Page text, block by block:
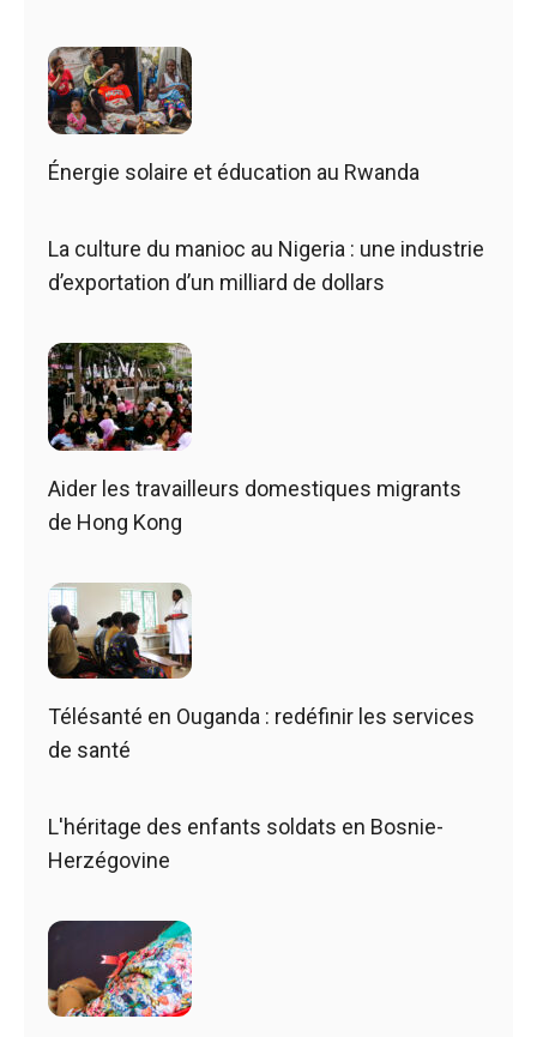
Énergie solaire et éducation au Rwanda
La culture du manioc au Nigeria : une industrie
d’exportation d’un milliard de dollars
Aider les travailleurs domestiques migrants
de Hong Kong
Télésanté en Ouganda : redéfinir les services
de santé
L'héritage des enfants soldats en Bosnie-
Herzégovine